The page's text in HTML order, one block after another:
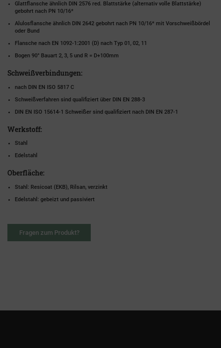
Glattflansche ähnlich DIN 2576 red. Blattstärke (alternativ volle Blattstärke)
gebohrt nach PN 10/16*
Alulosflansche ähnlich DIN 2642 gebohrt nach PN 10/16* mit Vorschweißbördel
oder Bund
Flansche nach EN 1092-1:2001 (D) nach Typ 01, 02, 11
Bogen 90° Bauart 2, 3, 5 und R = D+100mm
Schweißverbindungen:
nach DIN EN ISO 5817 C
Schweißverfahren sind qualifiziert über DIN EN 288-3
DIN EN ISO 15614-1 Schweißer sind qualifiziert nach DIN EN 287-1
Werkstoff:
Stahl
Edelstahl
Oberfläche:
Stahl: Resicoat (EKB), Rilsan, verzinkt
Edelstahl: gebeizt und passiviert
Fragen zum Produkt?